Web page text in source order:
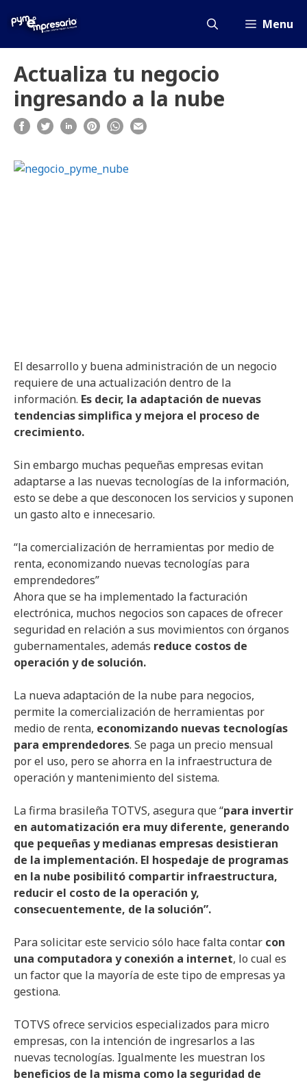
Menu
Actualiza tu negocio
ingresando a la nube
El desarrollo y buena administración de un negocio
requiere de una actualización dentro de la
información. Es decir, la adaptación de nuevas
tendencias simplifica y mejora el proceso de
crecimiento.
Sin embargo muchas pequeñas empresas evitan
adaptarse a las nuevas tecnologías de la información,
esto se debe a que desconocen los servicios y suponen
un gasto alto e innecesario.
“la comercialización de herramientas por medio de
renta, economizando nuevas tecnologías para
emprendedores”
Ahora que se ha implementado la facturación
electrónica, muchos negocios son capaces de ofrecer
seguridad en relación a sus movimientos con órganos
gubernamentales, además reduce costos de
operación y de solución.
La nueva adaptación de la nube para negocios,
permite la comercialización de herramientas por
medio de renta, economizando nuevas tecnologías
para emprendedores. Se paga un precio mensual
por el uso, pero se ahorra en la infraestructura de
operación y mantenimiento del sistema.
La firma brasileña TOTVS, asegura que “para invertir
en automatización era muy diferente, generando
que pequeñas y medianas empresas desistieran
de la implementación. El hospedaje de programas
en la nube posibilitó compartir infraestructura,
reducir el costo de la operación y,
consecuentemente, de la solución”.
Para solicitar este servicio sólo hace falta contar con
una computadora y conexión a internet, lo cual es
un factor que la mayoría de este tipo de empresas ya
gestiona.
TOTVS ofrece servicios especializados para micro
empresas, con la intención de ingresarlos a las
nuevas tecnologías. Igualmente les muestran los
beneficios de la misma como la seguridad de